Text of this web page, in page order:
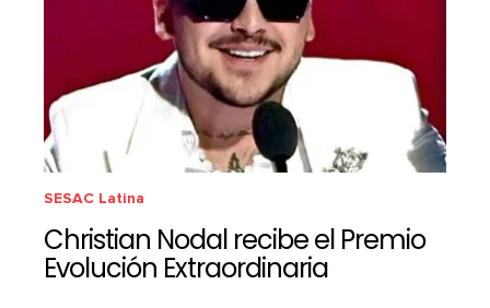
SESAC Latina
Christian Nodal recibe el Premio
Evolución Extraordinaria